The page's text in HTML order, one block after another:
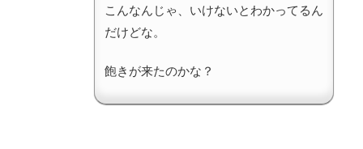
こんなんじゃ、いけないとわかってるん
だけどな。
飽きが来たのかな？